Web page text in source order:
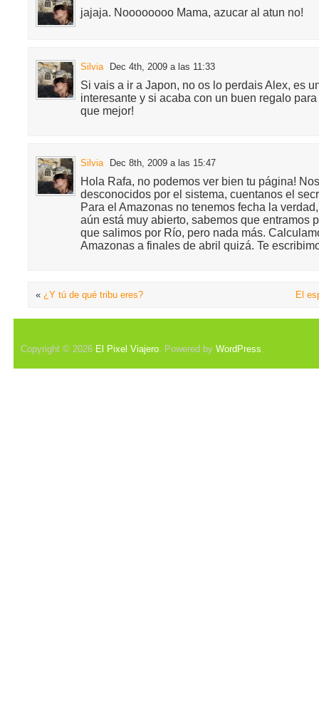
jajaja. Noooooooo Mama, azucar al atun no!
Silvia Dec 4th, 2009 a las 11:33
Si vais a ir a Japon, no os lo perdais Alex, es
interesante y si acaba con un buen regalo
que mejor!
Silvia Dec 8th, 2009 a las 15:47
Hola Rafa, no podemos ver bien tu página!
desconocidos por el sistema, cuentanos el
Para el Amazonas no tenemos fecha la
aún está muy abierto, sabemos que entramos
que salimos por Río, pero nada más.
Amazonas a finales de abril quizá. Te
« ¿Y tú de qué tribu eres? El
Copyright © 2026 El Pixel Viajero. Powered by WordPress.